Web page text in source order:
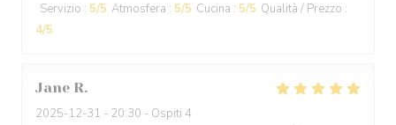
Servizio : 5/5 Atmosfera : 5/5 Cucina : 5/5 Qualità / Prezzo :
4/5
Jane R
2025-12-31 - 20:30 - Ospiti 4